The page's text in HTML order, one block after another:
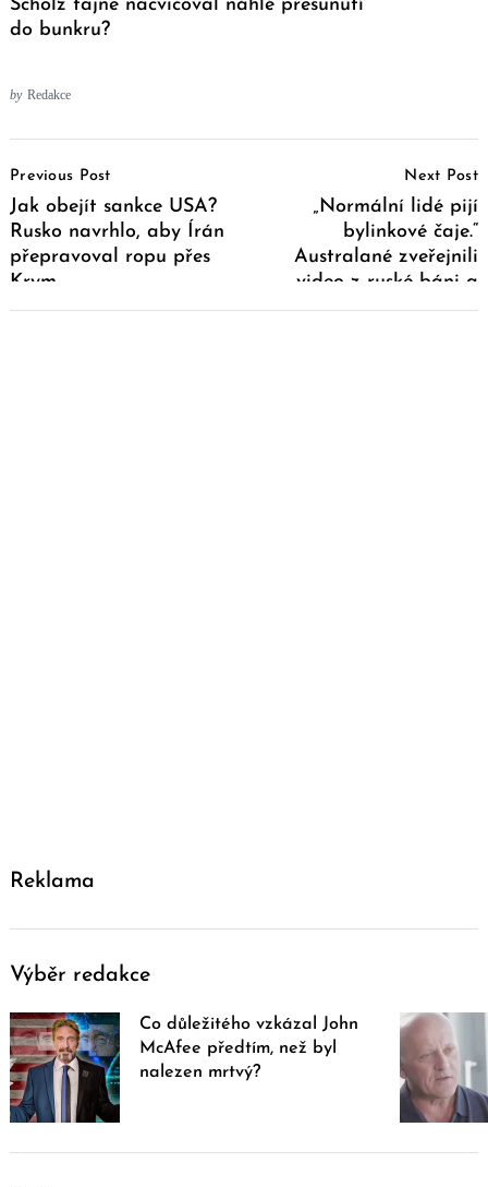
Scholz tajně nacvičoval náhlé přesunutí
do bunkru?
by Redakce
Navigation
Previous Post
Jak obejít sankce USA?
Rusko navrhlo, aby Írán
přepravoval ropu přes
Krym
Next Post
„Normální lidé pijí
bylinkové čaje.“
Australané zveřejnili
video z ruské báni a
pobouřili Youtube
Reklama
Výběr redakce
Co důležitého vzkázal John
McAfee předtím, než byl
nalezen mrtvý?